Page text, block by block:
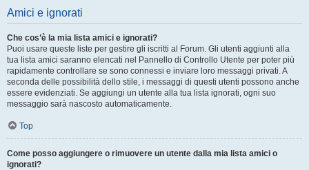
Amici e ignorati
Che cos’è la mia lista amici e ignorati?
Puoi usare queste liste per gestire gli iscritti al Forum. Gli utenti aggiunti alla
tua lista amici saranno elencati nel Pannello di Controllo Utente per poter più
rapidamente controllare se sono connessi e inviare loro messaggi privati. A
seconda delle possibilità dello stile, i messaggi di questi utenti possono anche
essere evidenziati. Se aggiungi un utente alla tua lista ignorati, ogni suo
messaggio sarà nascosto automaticamente.
Top
Come posso aggiungere o rimuovere un utente dalla mia lista amici o
ignorati?